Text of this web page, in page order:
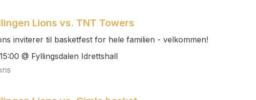
Lions vs. TNT Towers
inviterer til basketfest for hele familien - velkommen!
@ Fyllingsdalen Idrettshall